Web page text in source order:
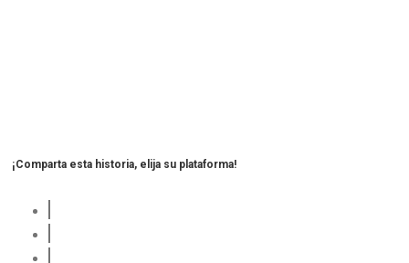
¡Comparta esta historia, elija su plataforma!